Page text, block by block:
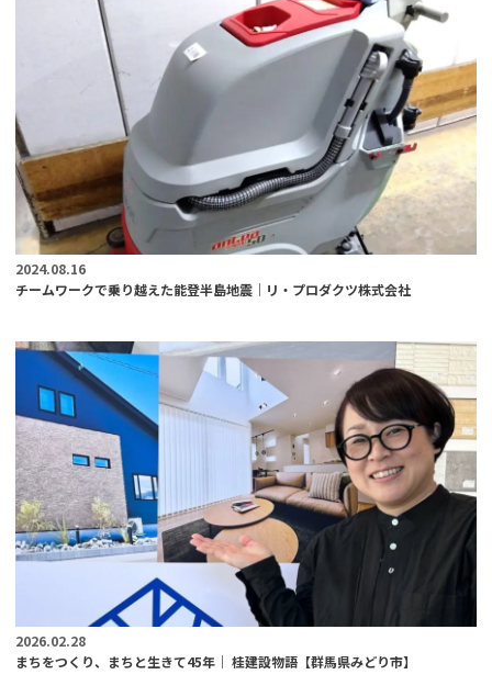
2024.08.16
チームワークで乗り越えた能登半島地震｜リ・プロダクツ株式会社
2026.02.28
まちをつくり、まちと生きて45年｜ 桂建設物語【群馬県みどり市】